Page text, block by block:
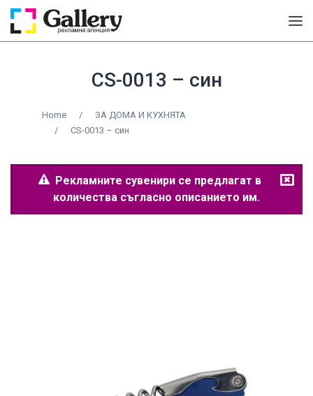
CS-0013 – син
Home /
ЗА ДОМА И КУХНЯТА
/
CS-0013 – син
Рекламните сувенири се предлагат в
количества съгласно описанието им.